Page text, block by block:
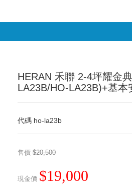
HERAN 禾聯 2-4坪耀金
LA23B/HO-LA23B)+基本
代碼 ho-la23b
售價 $20,500
現金價 $19,000